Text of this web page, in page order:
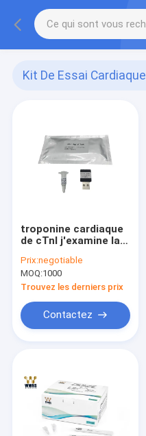
Kit De Essai Cardiaque
troponine cardiaque
de cTnI j'examine la
WWHS
Prix:negotiable
MOQ:1000
Trouvez les derniers prix
Contactez